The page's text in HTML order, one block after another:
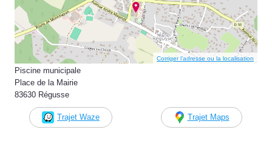
Corriger l’adresse ou la localisation
Piscine municipale
Place de la Mairie
83630 Régusse
Trajet Waze Trajet Maps